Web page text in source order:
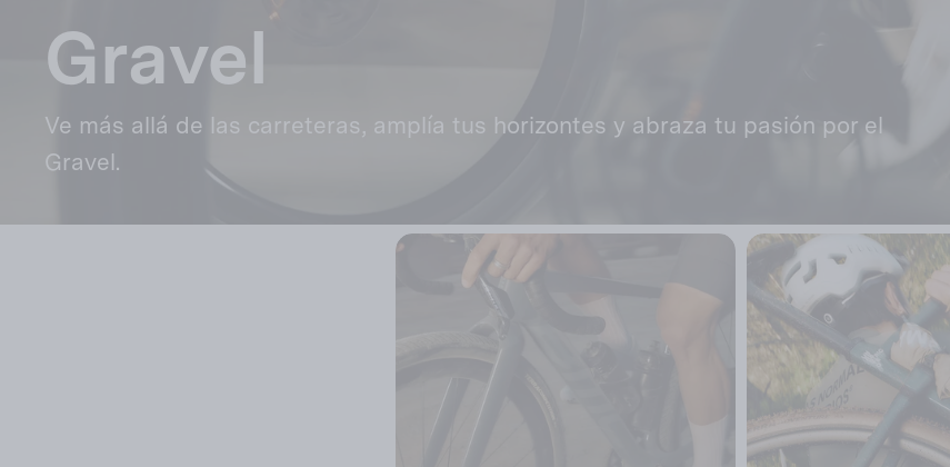
Gravel
Ve más allá de las carreteras, amplía tus horizontes y abraza tu pasión por el
Gravel.